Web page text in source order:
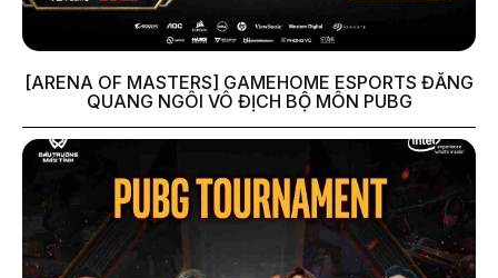
[ARENA OF MASTERS] GAMEHOME ESPORTS ĐĂNG
QUANG NGÔI VÔ ĐỊCH BỘ MÔN PUBG